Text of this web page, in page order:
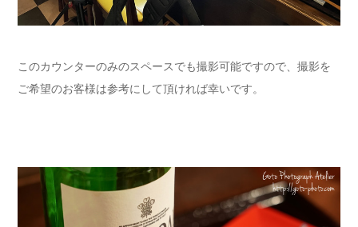
このカウンターのみのスペースでも撮影可能ですので、撮影を
ご希望のお客様は参考にして頂ければ幸いです。